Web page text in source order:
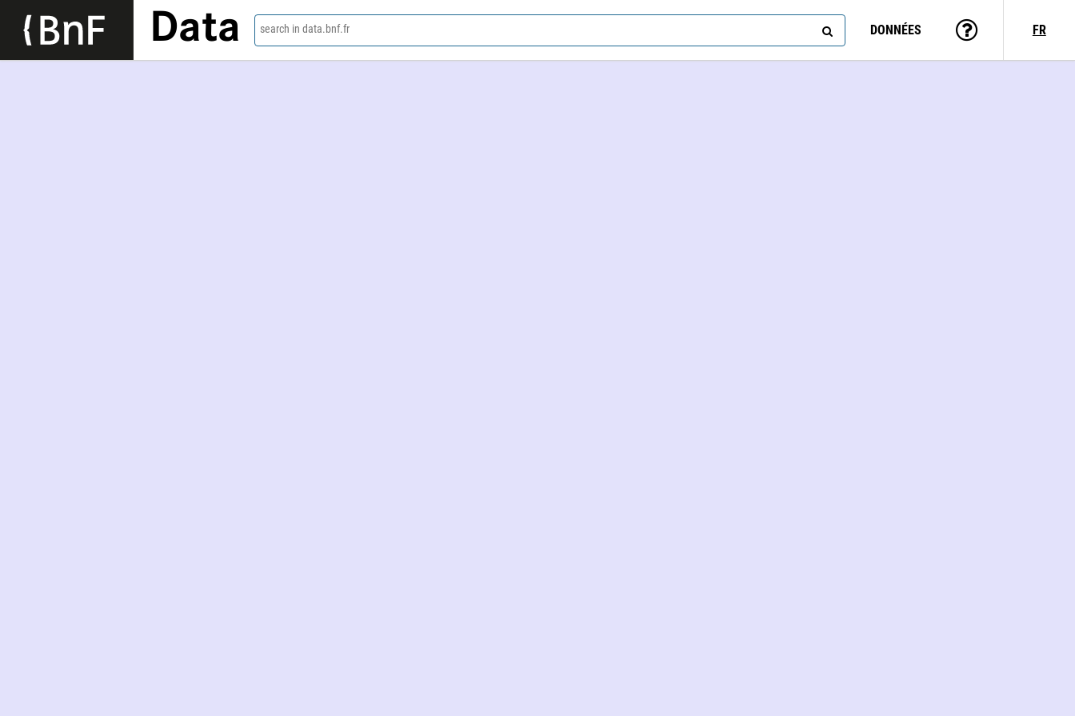
Data search in data.bnf.fr DONNÉES FR